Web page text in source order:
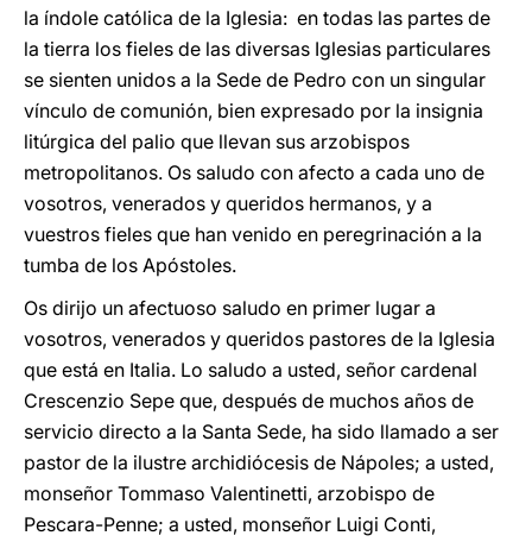
la índole católica de la Iglesia: en todas las partes de
la tierra los fieles de las diversas Iglesias particulares
se sienten unidos a la Sede de Pedro con un singular
vínculo de comunión, bien expresado por la insignia
litúrgica del palio que llevan sus arzobispos
metropolitanos. Os saludo con afecto a cada uno de
vosotros, venerados y queridos hermanos, y a
vuestros fieles que han venido en peregrinación a la
tumba de los Apóstoles.
Os dirijo un afectuoso saludo en primer lugar a
vosotros, venerados y queridos pastores de la Iglesia
que está en Italia. Lo saludo a usted, señor cardenal
Crescenzio Sepe que, después de muchos años de
servicio directo a la Santa Sede, ha sido llamado a ser
pastor de la ilustre archidiócesis de Nápoles; a usted,
monseñor Tommaso Valentinetti, arzobispo de
Pescara-Penne; a usted, monseñor Luigi Conti,